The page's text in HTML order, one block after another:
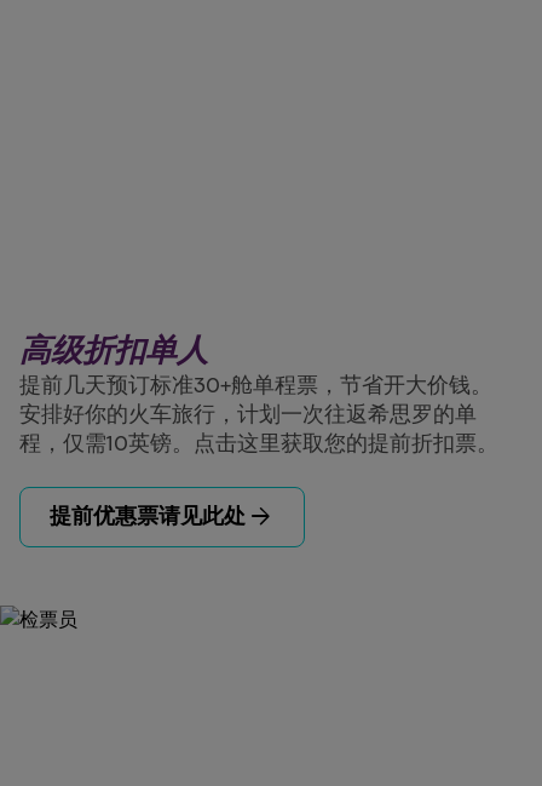
高级折扣单人
提前几天预订标准30+舱单程票，节省开大价钱。
安排好你的火车旅行，计划一次往返希思罗的单
程，仅需10英镑。点击这里获取您的提前折扣票。
提前优惠票请见此处 arrow_forward